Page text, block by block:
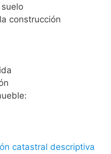
construcción
catastral descriptiva